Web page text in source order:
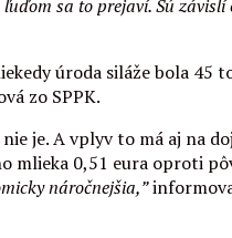
sa to prejaví. Sú
úroda siláže bola 45
zo SPPK.
je. A vplyv to má aj na
mlieka 0,51 eura oproti
náročnejšia,”